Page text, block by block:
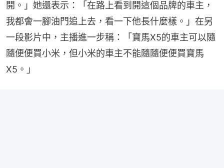
開。」她還表示：「在路上看到開這個品牌的車主，
我都會一腳油門追上去，看一下他長什麼樣。」在另
一段影片中，主播進一步稱：「寶馬X5的車主可以隨
隨便便買小米，但小米的車主不能隨隨便便買寶馬
X5。」